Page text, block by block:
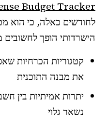
Budget Tracker
לחודשים כאלה, כי הוא
הישרדותי הופך לחשובים
קטגוריות הכרחיות
את מבנה התוכנית
יתרות אמיתיות בין
נשאר גלוי